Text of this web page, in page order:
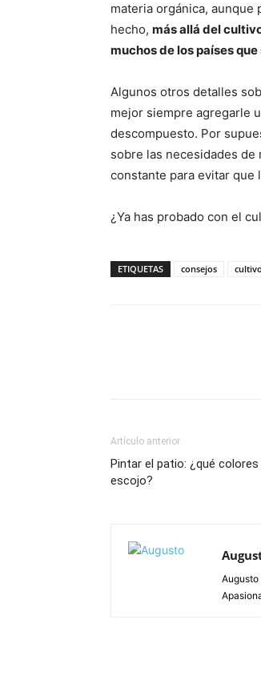
materia orgánica,
hecho, más allá del
muchos de los países
Algunos otros detalles
mejor siempre agregarle
descompuesto. Por
sobre las necesidades
constante para evitar que
¿Ya has probado con el
ETIQUETAS consejos cultivo
Artículo anterior
Pintar el patio: ¿qué
escojo?
Augusto